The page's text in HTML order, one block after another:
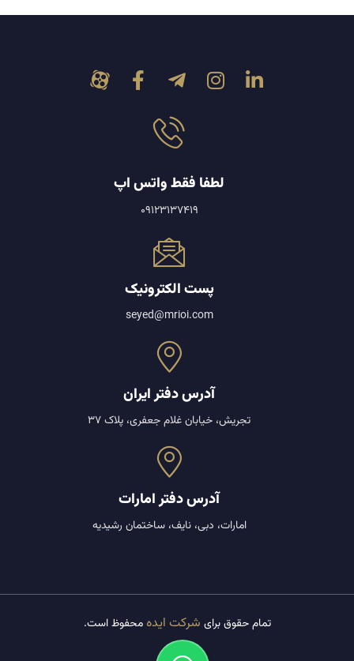
اطلاعات مورد نیاز روی برچسب محصول
حمل دریایی، هوایی یا زمینی؟
حضور در نمایشگاه ها و همکاری با فروشندگان
آشنایی با قوانین گمرکی و استانداردهای واردات
قوانین صادرات فرش به امارات متحده عربی
✅ داشتن شماره تعرفه گمرکی (HS Code)
✅ دریافت کارت بازرگانی معتبر
❌ ممنوعیت صادرات فرش با الیاف مصنوعی
لطفا فقط واتس اپ
09123137419
پست الکترونیک
seyed@mrioi.com
آدرس دفتر ایران
تجریش، خیابان غلام جعفری، پلاک 37
آدرس دفتر امارات
امارات، دبی، نایف، ساختمان رشیدیه
تمام حقوق برای شرکت ایدهمحفوظ است.